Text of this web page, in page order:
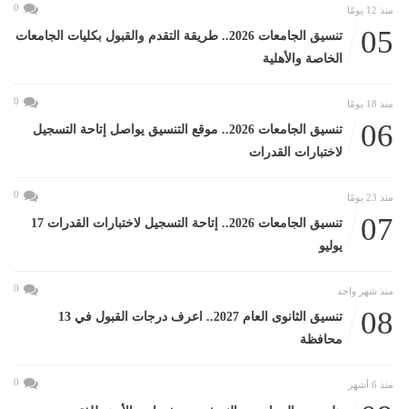
منذ 12 يومًا 0
05
تنسيق الجامعات 2026.. طريقة التقدم والقبول بكليات الجامعات
الخاصة والأهلية
منذ 18 يومًا 0
06
تنسيق الجامعات 2026.. موقع التنسيق يواصل إتاحة التسجيل
لاختبارات القدرات
منذ 23 يومًا 0
07
تنسيق الجامعات 2026.. إتاحة التسجيل لاختبارات القدرات 17
يوليو
منذ شهر واحد 0
08
تنسيق الثانوى العام 2027.. اعرف درجات القبول في 13
محافظة
منذ 6 أشهر 0